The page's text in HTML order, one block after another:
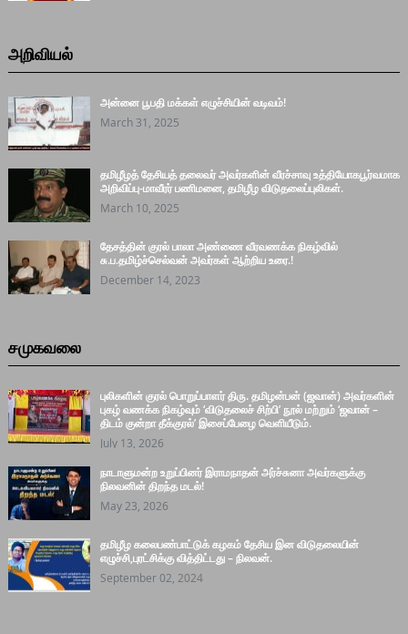
அறிவியல்
அன்னை பூபதி மக்கள் எழுச்சியின் வடிவம்!
March 31, 2025
தமிழீழத் தேசியத் தலைவர் அவர்களின் வீரச்சாவு உத்தியோகபூர்வமாக
அறிவிப்பு-மாவீரர் பணிமனை, தமிழீழ விடுதலைப்புலிகள்.
March 10, 2025
தேசத்தின் குரல் பாலா அண்ணை வீரவணக்க நிகழ்வில்
சு.ப.தமிழ்ச்செல்வன் அவர்கள் ஆற்றிய உரை.!
December 14, 2023
சமுகவலை
புலிகளின் குரல் பொறுப்பாளர் திரு. தமிழன்பன் (ஜவான்) அவர்களின்
புகழ் வணக்க நிகழ்வும் ‘விடுதலைச் சிற்பி’ நூல் மற்றும் ‘ஜவான் –
திடம் குன்றா தீக்குரல்’ இசைப்பேழை வெளியீடும்.
July 13, 2026
நாடாளுமன்ற உறுப்பினர் இராமநாதன் அர்ச்சுனா அவர்களுக்கு
நிலவனின் திறந்த மடல்!
May 23, 2026
தமிழீழ கலைபண்பாட்டுக் கழகம் தேசிய இன விடுதலையின்
எழுச்சி,புரட்சிக்கு வித்திட்டது – நிலவன்.
September 02, 2024